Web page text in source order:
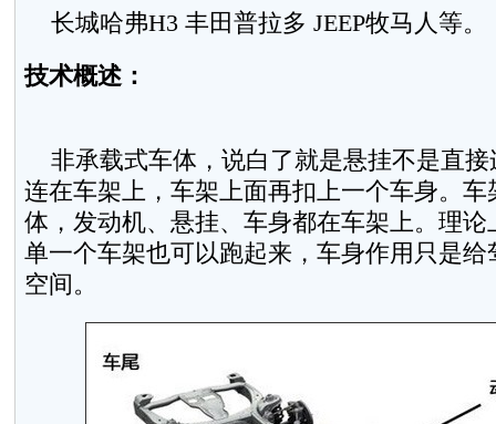
长城哈弗H3 丰田普拉多 JEEP牧马人等。
技术概述：
非承载式车体，说白了就是悬挂不是直接
连在车架上，车架上面再扣上一个车身。车
体，发动机、悬挂、车身都在车架上。理
单一个车架也可以跑起来，车身作用只是
空间。